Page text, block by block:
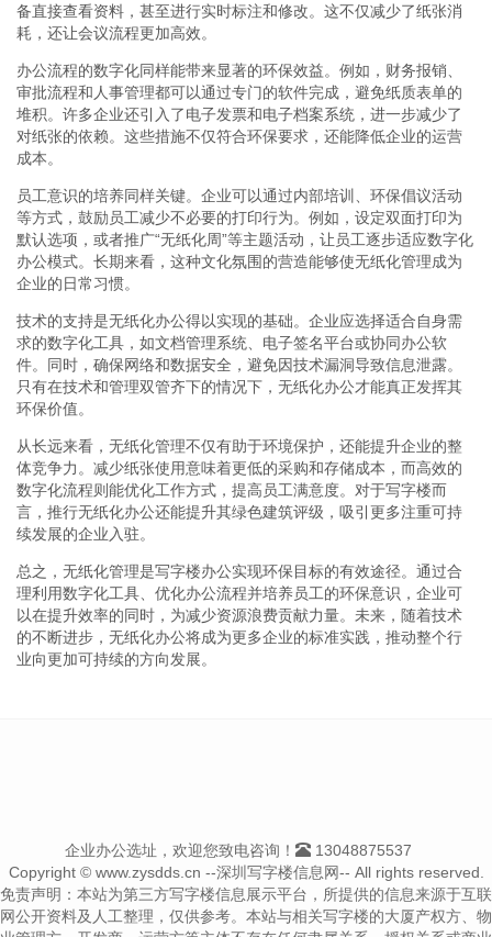
备直接查看资料，甚至进行实时标注和修改。这不仅减少了纸张消
耗，还让会议流程更加高效。
办公流程的数字化同样能带来显著的环保效益。例如，财务报销、
审批流程和人事管理都可以通过专门的软件完成，避免纸质表单的
堆积。许多企业还引入了电子发票和电子档案系统，进一步减少了
对纸张的依赖。这些措施不仅符合环保要求，还能降低企业的运营
成本。
员工意识的培养同样关键。企业可以通过内部培训、环保倡议活动
等方式，鼓励员工减少不必要的打印行为。例如，设定双面打印为
默认选项，或者推广“无纸化周”等主题活动，让员工逐步适应数字化
办公模式。长期来看，这种文化氛围的营造能够使无纸化管理成为
企业的日常习惯。
技术的支持是无纸化办公得以实现的基础。企业应选择适合自身需
求的数字化工具，如文档管理系统、电子签名平台或协同办公软
件。同时，确保网络和数据安全，避免因技术漏洞导致信息泄露。
只有在技术和管理双管齐下的情况下，无纸化办公才能真正发挥其
环保价值。
从长远来看，无纸化管理不仅有助于环境保护，还能提升企业的整
体竞争力。减少纸张使用意味着更低的采购和存储成本，而高效的
数字化流程则能优化工作方式，提高员工满意度。对于写字楼而
言，推行无纸化办公还能提升其绿色建筑评级，吸引更多注重可持
续发展的企业入驻。
总之，无纸化管理是写字楼办公实现环保目标的有效途径。通过合
理利用数字化工具、优化办公流程并培养员工的环保意识，企业可
以在提升效率的同时，为减少资源浪费贡献力量。未来，随着技术
的不断进步，无纸化办公将成为更多企业的标准实践，推动整个行
业向更加可持续的方向发展。
企业办公选址，欢迎您致电咨询！
13048875537
Copyright © www.zysdds.cn --深圳写字楼信息网-- All rights reserved.
免责声明：本站为第三方写字楼信息展示平台，所提供的信息来源于互联
网公开资料及人工整理，仅供参考。本站与相关写字楼的大厦产权方、物